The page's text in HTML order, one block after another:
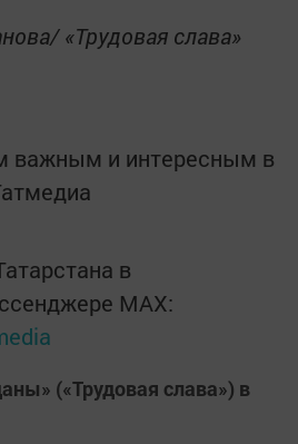
«Трудовая слава»
важным и интересным в
в
MАХ:
(«Трудовая слава») в